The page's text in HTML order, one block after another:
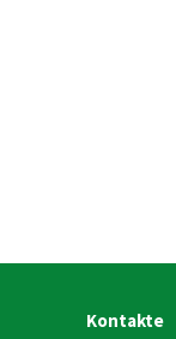
Kontakte